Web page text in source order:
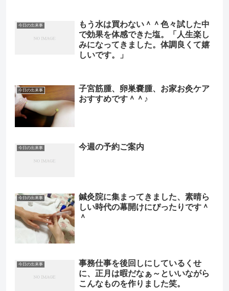
今日の出来事
もう水は買わない＾＾色々試した中
で効果を体感できた塩。「人生楽し
みになってきました。体調良くて嬉
しいです。」
今日の出来事
子宮筋腫、卵巣嚢腫、お家お灸ケア
おすすめです＾＾♪
今日の出来事 今週の予約ご案内
今日の出来事
鍼灸院に集まってきました、素晴ら
しい時代の幕開けにぴったりです＾
＾
今日の出来事
事務仕事を後回しにしているくせ
に、正月は暇だなぁ～といいながら
こんなものを作りました笑。